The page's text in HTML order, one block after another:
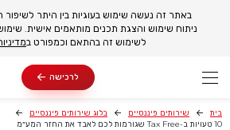
באתר זה נעשה שימוש בעוגיות בין היתר לשיפור
ניתוח שימוש והצגת תכנים מותאמים אישית.
לשימוש זה בהתאם וכמפורט ב
לרכישה
בית שירותים פיננסיים
בלוג שירותים פיננסיים
10 טעויות ב-Tax Free שגורמות לכם לאבד את החזר המע״מ